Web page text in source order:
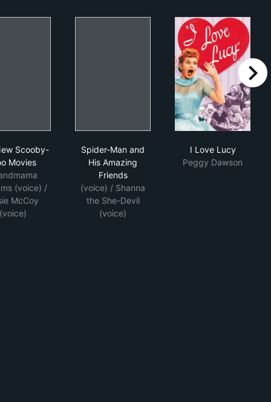
Scooby-
Movies
(voice) /
McCoy
(voice)
Spider-Man and
His Amazing
Friends
(voice) / Shanna
the She-Devil
(voice)
I Love Lucy
Peggy Dawson
right